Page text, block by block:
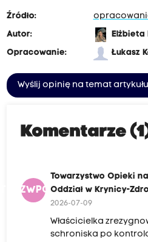
Źródło:
Autor:
Elżbieta
Opracowanie:
Łukasz
Wyślij opinię na temat artykułu
Komentarze
TONZWPOWK
Towarzystwo Opieki
Oddział w Krynicy-
2026-07-09
Właścicielka
schroniska po